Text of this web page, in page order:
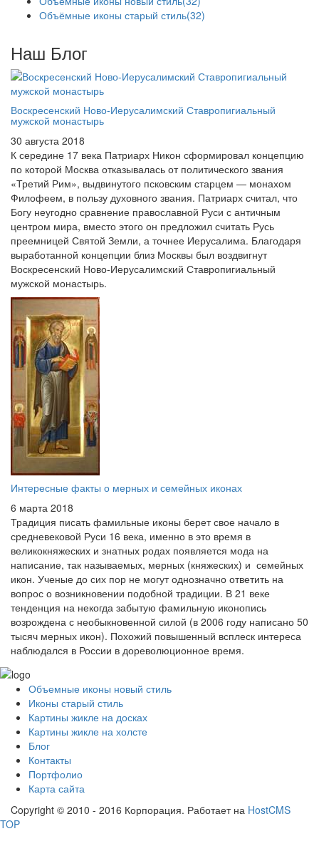
Объёмные иконы старый стиль(32)
Наш Блог
Воскресенский Ново-Иерусалимский Ставропигиальный
мужской монастырь
30 августа 2018
К середине 17 века Патриарх Никон сформировал концепцию
по которой Москва отказывалась от политического звания
«Третий Рим», выдвинутого псковским старцем — монахом
Филофеем, в пользу духовного звания. Патриарх считал, что
Богу неугодно сравнение православной Руси с античным
центром мира, вместо этого он предложил считать Русь
преемницей Святой Земли, а точнее Иерусалима. Благодаря
выработанной концепции близ Москвы был воздвигнут
Воскресенский Ново-Иерусалимский Ставропигиальный
мужской монастырь.
Интересные факты о мерных и семейных иконах
6 марта 2018
Традиция писать фамильные иконы берет свое начало в
средневековой Руси 16 века, именно в это время в
великокняжеских и знатных родах появляется мода на
написание, так называемых, мерных (княжеских) и семейных
икон. Ученые до сих пор не могут однозначно ответить на
вопрос о возникновении подобной традиции. В 21 веке
тенденция на некогда забытую фамильную иконопись
возрождена с необыкновенной силой (в 2006 году написано 50
тысяч мерных икон). Похожий повышенный всплеск интереса
наблюдался в России в дореволюционное время.
Объемные иконы новый стиль
Иконы старый стиль
Картины жикле на досках
Картины жикле на холсте
Блог
Контакты
Портфолио
Карта сайта
Copyright © 2010 - 2016 Корпорация. Работает на HostCMS
TOP